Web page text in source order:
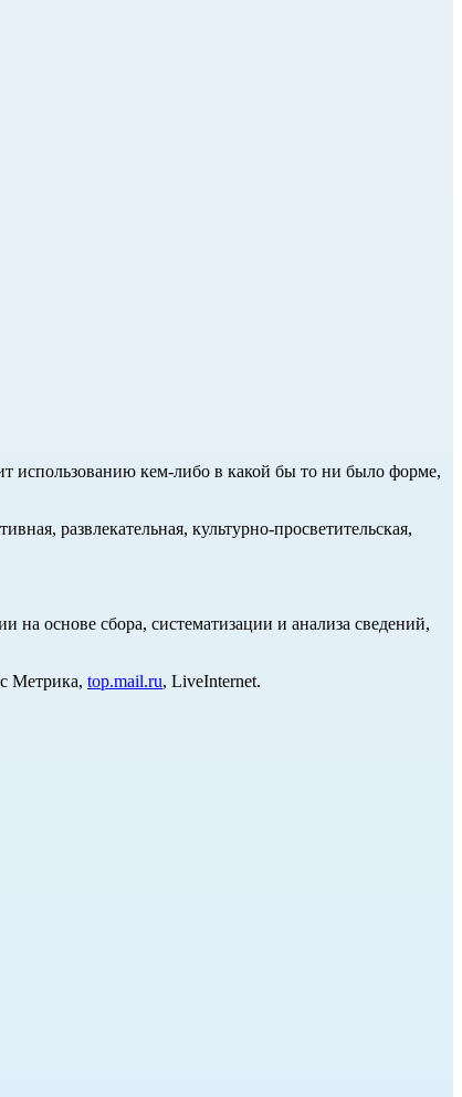
использованию кем-либо в какой бы то ни было форме,
развлекательная, культурно-просветительская,
основе сбора, систематизации и анализа сведений,
Метрика, top.mail.ru, LiveInternet.